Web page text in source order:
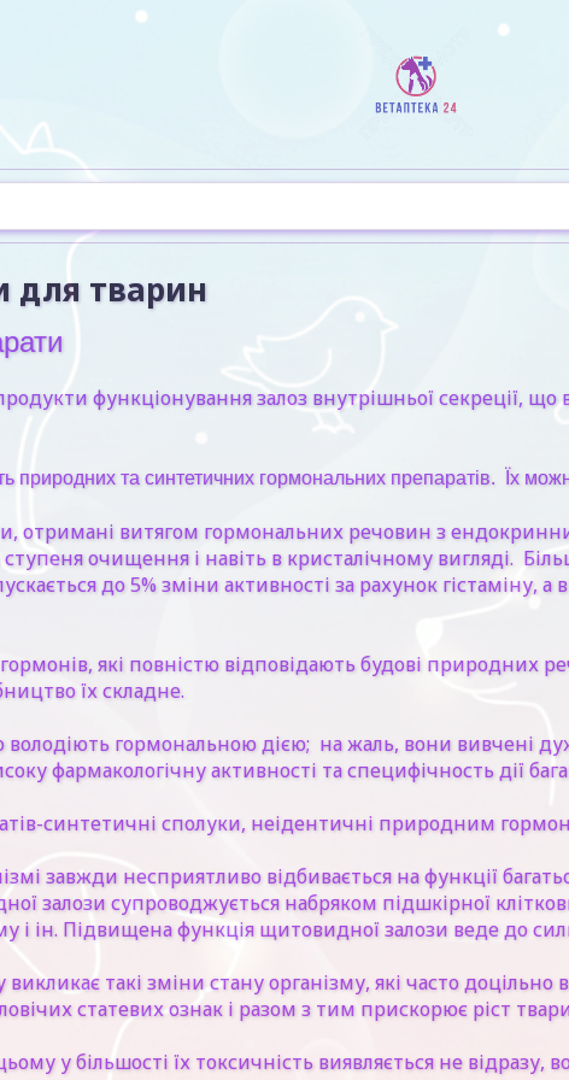
для тварин
функціонування залоз внутрішньої секреції, що
природних та синтетичних гормональних препаратів. Їх
отримані витягом гормональних речовин з
очищення і навіть в кристалічному вигляді.
до 5% зміни активності за рахунок гістаміну,
які повністю відповідають будові
їх складне.
гормональною дією; на жаль, вони вивчені
фармакологічну активності та специфічность дії
синтетичні сполуки, неідентичні природним
завжди несприятливо відбивається на функції
залози супроводжується набряком підшкірної
і ін. Підвищена функція щитовидної залози веде до
такі зміни стану організму, які часто
статевих ознак і разом з тим прискорює ріст
у більшості їх токсичність виявляється не